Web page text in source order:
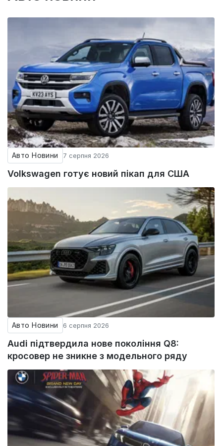
Авто Новини 7 серпня 2026
Volkswagen готує новий пікап для США
Авто Новини 6 серпня 2026
Audi підтвердила нове покоління Q8:
кросовер не зникне з модельного ряду